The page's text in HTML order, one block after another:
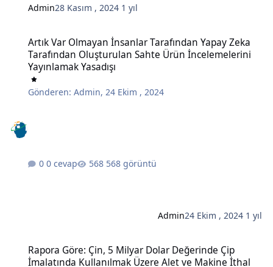
Admin28 Kasım , 2024 1 yıl
Artık Var Olmayan İnsanlar Tarafından Yapay Zeka
Tarafından Oluşturulan Sahte Ürün İncelemelerini
Yayınlamak Yasadışı
Gönderen:Admin,24 Ekim , 2024
0 cevap 568 görüntü
Admin24 Ekim , 2024 1 yıl
Rapora Göre: Çin, 5 Milyar Dolar Değerinde Çip
İmalatında Kullanılmak Üzere Alet ve Makine İthal